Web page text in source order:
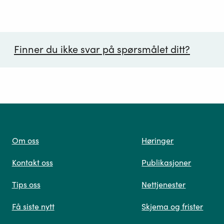
Finner du ikke svar på spørsmålet ditt?
oss
Om oss
Kontakt oss
Tips oss
Få siste nytt
Høringer
Publikasjoner
Nettjenester
Skjema og frister